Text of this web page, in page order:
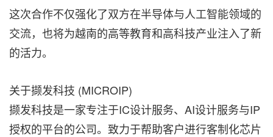
这次合作不仅强化了双方在半导体与人工智能领域的
交流，也将为越南的高等教育和高科技产业注入了新
的活力。
关于撷发科技 (MICROIP)
撷发科技是一家专注于IC设计服务、AI设计服务与IP
授权的平台的公司。致力于帮助客户进行客制化芯片